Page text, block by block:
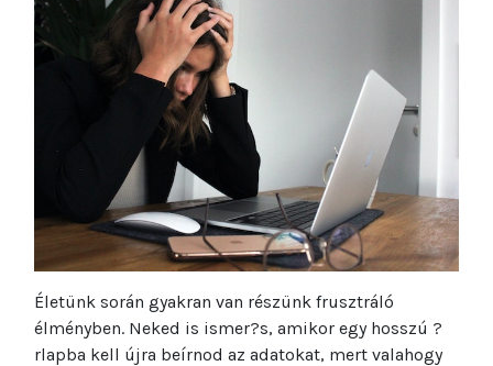
Életünk során gyakran van részünk frusztráló
élményben. Neked is ismer?s, amikor egy hosszú ?
rlapba kell újra beírnod az adatokat, mert valahogy